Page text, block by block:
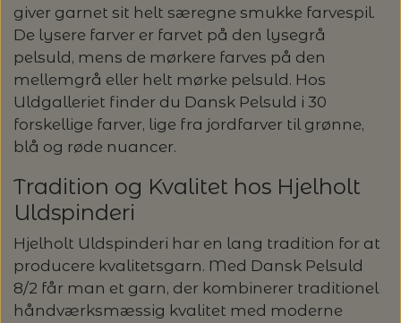
giver garnet sit helt særegne smukke farvespil.
De lysere farver er farvet på den lysegrå
pelsuld, mens de mørkere farves på den
mellemgrå eller helt mørke pelsuld. Hos
Uldgalleriet finder du Dansk Pelsuld i 30
forskellige farver, lige fra jordfarver til grønne,
blå og røde nuancer.
Tradition og Kvalitet hos Hjelholt
Uldspinderi
Hjelholt Uldspinderi har en lang tradition for at
producere kvalitetsgarn. Med Dansk Pelsuld
8/2 får man et garn, der kombinerer traditionel
håndværksmæssig kvalitet med moderne